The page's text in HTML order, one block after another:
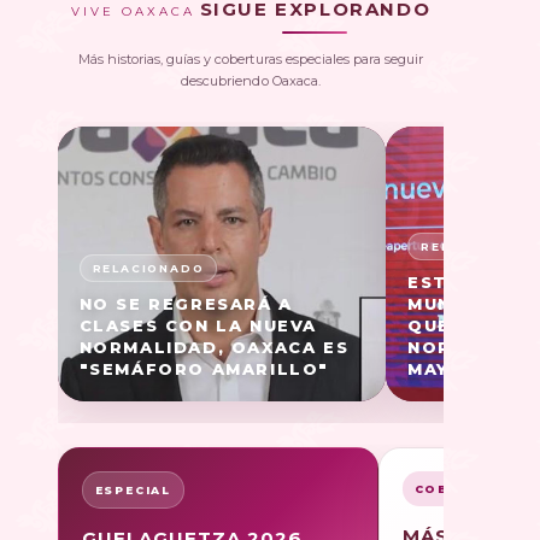
VIVE OAXACA SIGUE EXPLORANDO
Más historias, guías y coberturas especiales para seguir
descubriendo Oaxaca.
NO SE REGRESARÁ A
CLASES CON LA NUEVA
NORMALIDAD, OAXACA ES
"SEMÁFORO AMARILLO"
ESTOS SON
MUNICIPIOS
QUE
MAYO
ESPECIAL COBERTURA
MÁS SOBRE